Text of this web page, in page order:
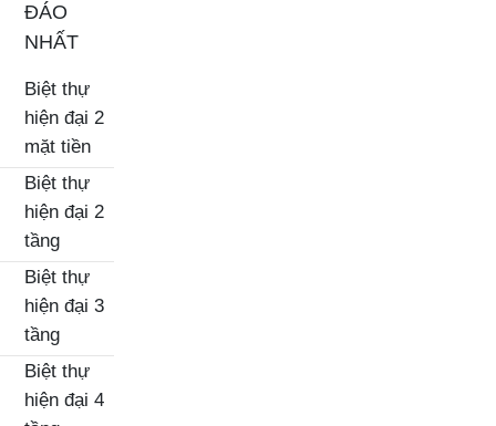
ĐÁO
NHẤT
Biệt thự
hiện đại 2
mặt tiền
Biệt thự
hiện đại 2
tầng
Biệt thự
hiện đại 3
tầng
Biệt thự
hiện đại 4